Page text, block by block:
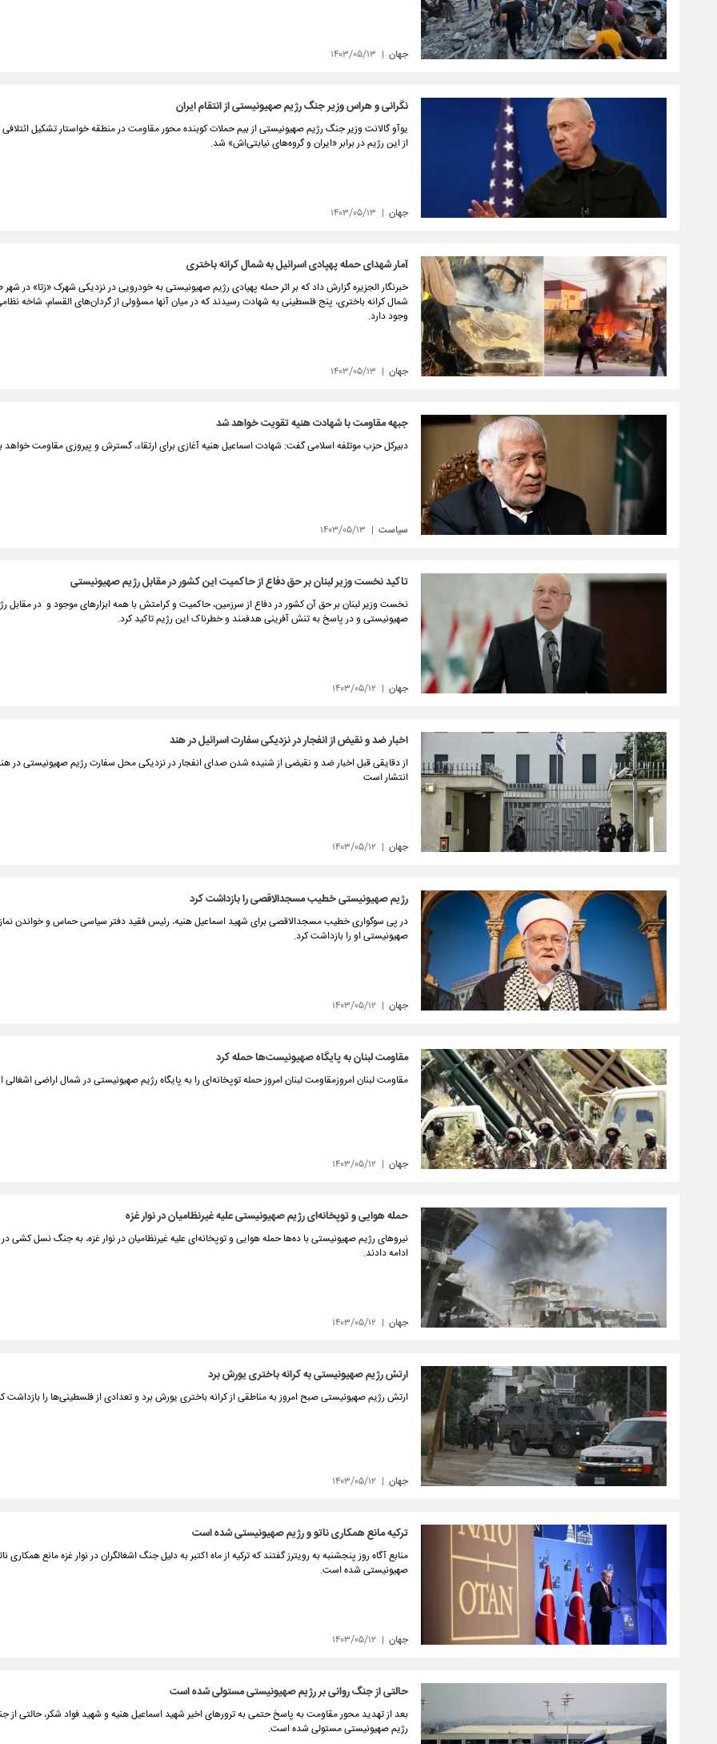
جهان ۱۴۰۳/۰۵/۱۳
نگرانی و هراس وزیر جنگ رژیم صهیونیستی از انتقام ایران
یوآو گالانت وزیر جنگ رژیم صهیونیستی از بیم حملات کوبنده محور مقاومت در منطقه خواستار تشکیل
از این رژیم در برابر «ایران و گروه‌های نیابتی‌اش» شد.
جهان ۱۴۰۳/۰۵/۱۳
آمار شهدای حمله پهپادی اسرائیل به شمال کرانه باختری
خبرنگار الجزیره گزارش داد که بر اثر حمله پهپادی رژیم صهیونیستی به خودرویی در نزدیکی شهرک «زتا» در شهر
شمال کرانه باختری، پنج فلسطینی به شهادت رسیدند که در میان آنها مسؤولی از گردان‌های القسام، شاخه
وجود دارد.
جهان ۱۴۰۳/۰۵/۱۳
جبهه مقاومت با شهادت هنیه تقویت خواهد شد
دبیرکل حزب موتلفه اسلامی گفت: شهادت اسماعیل هنیه آغازی برای ارتقاء، گسترش و پیروزی مقاومت خواهد
سیاست ۱۴۰۳/۰۵/۱۳
تاکید نخست وزیر لبنان بر حق دفاع از حاکمیت این کشور در مقابل رژیم صهیونیستی
نخست وزیر لبنان بر حق آن کشور در دفاع از سرزمین، حاکمیت و کرامتش با همه ابزارهای موجود و در مقابل
صهیونیستی و در پاسخ به تنش آفرینی هدفمند و خطرناک این رژیم تاکید کرد.
جهان ۱۴۰۳/۰۵/۱۲
اخبار ضد و نقیض از انفجار در نزدیکی سفارت اسرائیل در هند
از دقایقی قبل اخبار ضد و نقیضی از شنیده شدن صدای انفجار در نزدیکی محل سفارت رژیم صهیونیستی در
انتشار است
جهان ۱۴۰۳/۰۵/۱۲
رژیم صهیونیستی خطیب مسجدالاقصی را بازداشت کرد
در پی سوگواری خطیب مسجدالاقصی برای شهید اسماعیل هنیه، رئیس فقید دفتر سیاسی حماس و خواندن نماز
صهیونیستی او را بازداشت کرد.
جهان ۱۴۰۳/۰۵/۱۲
مقاومت لبنان به پایگاه صهیونیست‌ها حمله کرد
مقاومت لبنان امروزمقاومت لبنان امروز حمله توپخانه‌ای را به پایگاه رژیم صهیونیستی در شمال اراضی اشغالی
جهان ۱۴۰۳/۰۵/۱۲
حمله هوایی و توپخانه‌ای رژیم صهیونیستی علیه غیرنظامیان در نوار غزه
نیروهای رژیم صهیونیستی با ده‌ها حمله هوایی و توپخانه‌ای علیه غیرنظامیان در نوار غزه، به جنگ نسل کشی
ادامه دادند.
جهان ۱۴۰۳/۰۵/۱۲
ارتش رژیم صهیونیستی به کرانه باختری یورش برد
ارتش رژیم صهیونیستی صبح امروز به مناطقی از کرانه باختری یورش برد و تعدادی از فلسطینی‌ها را بازداشت
جهان ۱۴۰۳/۰۵/۱۲
ترکیه مانع همکاری ناتو و رژیم صهیونیستی شده است
منابع آگاه روز پنجشنبه به رویترز گفتند که ترکیه از ماه اکتبر به دلیل جنگ اشغالگران در نوار غزه مانع همکاری
صهیونیستی شده است.
جهان ۱۴۰۳/۰۵/۱۲
حالتی از جنگ روانی بر رژیم صهیونیستی مستولی شده است
بعد از تهدید محور مقاومت به پاسخ حتمی به ترورهای اخیر شهید اسماعیل هنیه و شهید فواد شکر، حالتی از
رژیم صهیونیستی مستولی شده است.